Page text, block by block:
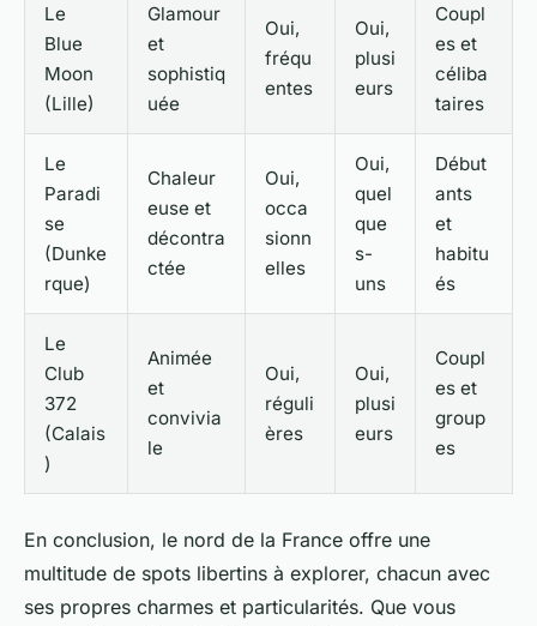
Le
Blue
Moon
(Lille)
Glamour
et
sophistiq
uée
Oui,
fréqu
entes
Oui,
plusi
eurs
Coupl
es et
céliba
taires
Le
Paradi
se
(Dunke
rque)
Chaleur
euse et
décontra
ctée
Oui,
occa
sionn
elles
Oui,
quel
que
s-
uns
Début
ants
et
habitu
és
Le
Club
372
(Calais
)
Animée
et
convivia
le
Oui,
réguli
ères
Oui,
plusi
eurs
Coupl
es et
group
es
En conclusion, le nord de la France offre une
multitude de spots libertins à explorer, chacun avec
ses propres charmes et particularités. Que vous